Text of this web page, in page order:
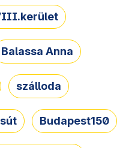
Balassa Anna
szálloda
Budapest150